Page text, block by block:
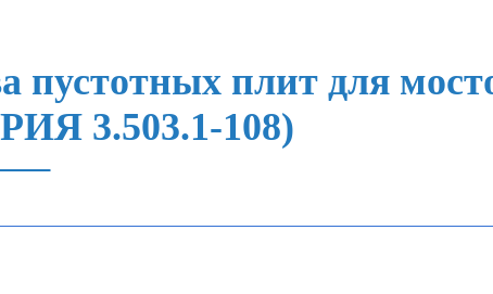
пустотных плит для
3.503.1-108)